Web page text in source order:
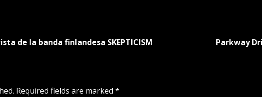
de la banda finlandesa SKEPTICISM
Parkway
Required fields are marked *